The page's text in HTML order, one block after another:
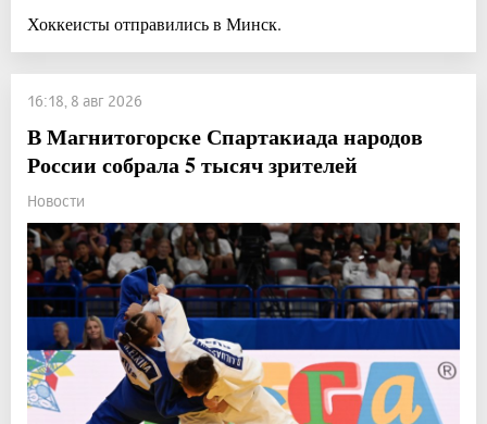
Хоккеисты отправились в Минск.
16:18, 8 авг 2026
В Магнитогорске Спартакиада народов
России собрала 5 тысяч зрителей
Новости